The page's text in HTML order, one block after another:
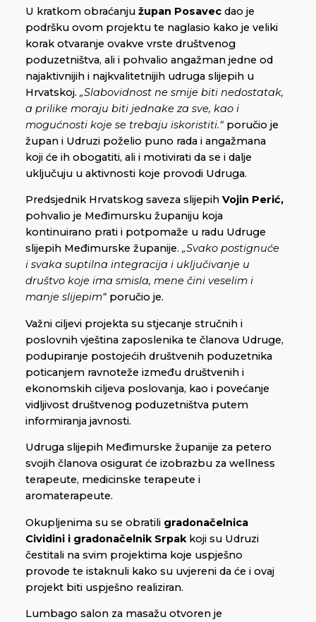
U kratkom obraćanju župan Posavec dao je
podršku ovom projektu te naglasio kako je veliki
korak otvaranje ovakve vrste društvenog
poduzetništva, ali i pohvalio angažman jedne od
najaktivnijih i najkvalitetnijih udruga slijepih u
Hrvatskoj. „Slabovidnost ne smije biti nedostatak,
a prilike moraju biti jednake za sve, kao i
mogućnosti koje se trebaju iskoristiti.“ poručio je
župan i Udruzi poželio puno rada i angažmana
koji će ih obogatiti, ali i motivirati da se i dalje
uključuju u aktivnosti koje provodi Udruga.
Predsjednik Hrvatskog saveza slijepih Vojin Perić,
pohvalio je Međimursku županiju koja
kontinuirano prati i potpomaže u radu Udruge
slijepih Međimurske županije. „Svako postignuće
i svaka suptilna integracija i uključivanje u
društvo koje ima smisla, mene čini veselim i
manje slijepim“ poručio je.
Važni ciljevi projekta su stjecanje stručnih i
poslovnih vještina zaposlenika te članova Udruge,
podupiranje postojećih društvenih poduzetnika
poticanjem ravnoteže između društvenih i
ekonomskih ciljeva poslovanja, kao i povećanje
vidljivost društvenog poduzetništva putem
informiranja javnosti.
Udruga slijepih Međimurske županije za petero
svojih članova osigurat će izobrazbu za wellness
terapeute, medicinske terapeute i
aromaterapeute.
Okupljenima su se obratili gradonačelnica
Cividini i gradonačelnik Srpakkoji su Udruzi
čestitali na svim projektima koje uspješno
provode te istaknuli kako su uvjereni da će i ovaj
projekt biti uspješno realiziran.
Lumbago salon za masažu otvoren je